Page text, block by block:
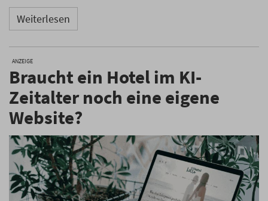
Weiterlesen
ANZEIGE
Braucht ein Hotel im KI-
Zeitalter noch eine eigene
Website?